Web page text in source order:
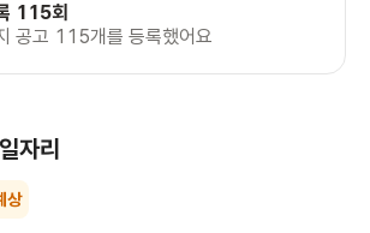
115회
공고 115개를 등록했어요
자리
상